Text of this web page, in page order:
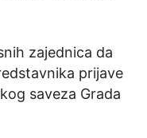
zajednica da
prijave
saveza Grada